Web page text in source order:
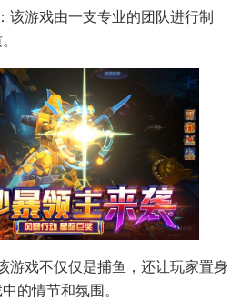
该游戏由一支专业的团队进行制
游戏不仅仅是捕鱼，还让玩家置身
的情节和氛围。